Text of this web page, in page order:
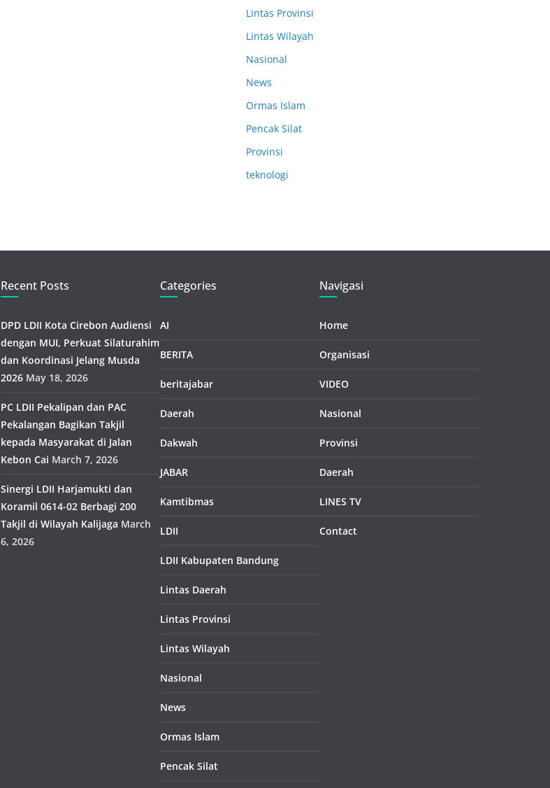
Lintas Provinsi
Lintas Wilayah
Nasional
News
Ormas Islam
Pencak Silat
Provinsi
teknologi
Recent Posts
DPD LDII Kota Cirebon Audiensi
dengan MUI, Perkuat Silaturahim
dan Koordinasi Jelang Musda
2026 May 18, 2026
PC LDII Pekalipan dan PAC
Pekalangan Bagikan Takjil
kepada Masyarakat di Jalan
Kebon Cai March 7, 2026
Sinergi LDII Harjamukti dan
Koramil 0614-02 Berbagi 200
Takjil di Wilayah Kalijaga March
6, 2026
Categories
AI
BERITA
beritajabar
Daerah
Dakwah
JABAR
Kamtibmas
LDII
LDII Kabupaten Bandung
Lintas Daerah
Lintas Provinsi
Lintas Wilayah
Nasional
News
Ormas Islam
Pencak Silat
Navigasi
Home
Organisasi
VIDEO
Nasional
Provinsi
Daerah
LINES TV
Contact